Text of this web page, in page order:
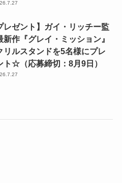
レゼント】ガイ・リッチー監
新作『グレイ・ミッション』
リルスタンドを5名様にプレ
ト☆（応募締切：8月9日）